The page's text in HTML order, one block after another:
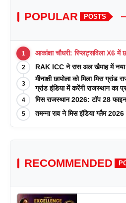
POPULAR POSTS
1 आकांक्षा चौधरी: स्प्लिट्सविला X6 में
2 RAK ICC ने रास अल खैमाह में नया
3
मीनाक्षी छापोला को मिला मिस
ग्रांड इंडिया में करेंगी राजस्थान का
4 मिस राजस्थान 2026: टॉप 28
5 तमन्ना राव ने मिस इंडिया ग्लैम
RECOMMENDED